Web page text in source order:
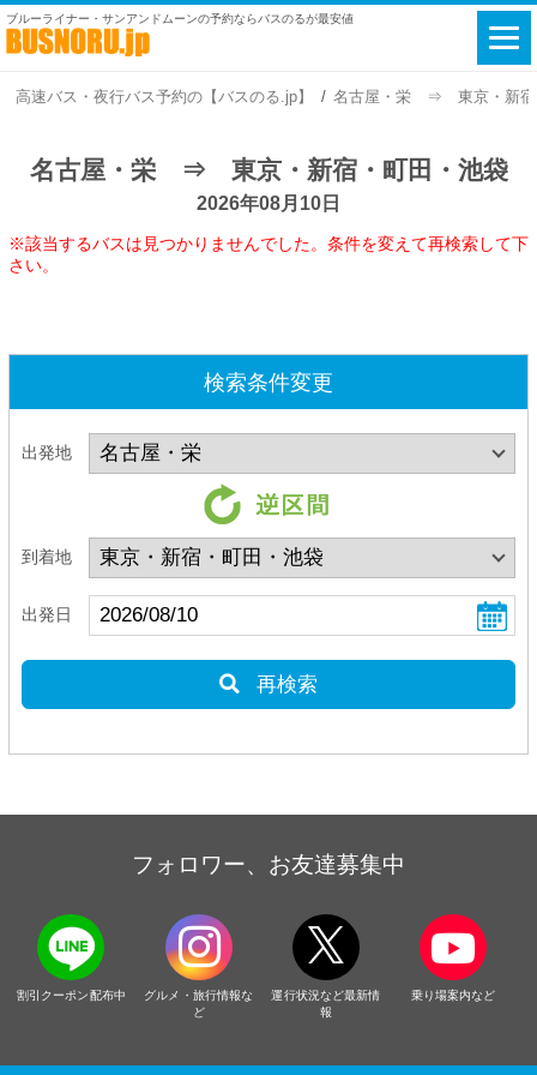
ブルーライナー・サンアンドムーンの予約ならバスのるが最安値
高速バス・夜行バス予約の【バスのる.jp】 名古屋・栄 ⇒ 東京・新宿
名古屋・栄 ⇒ 東京・新宿・町田・池袋
2026年08月10日
※該当するバスは見つかりませんでした。条件を変えて再検索して下
さい。
検索条件変更
出発地
到着地
出発日
再検索
フォロワー、お友達募集中
割引クーポン配布中
グルメ・旅行情報な
ど
運行状況など最新情
報
乗り場案内など